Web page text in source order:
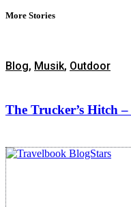
More Stories
Blog, Musik, Outdoor
The Trucker’s Hitch